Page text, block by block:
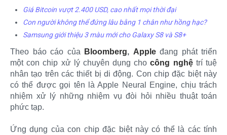
Giá Bitcoin vượt 2.400 USD, cao nhất mọi thời đại
Con người không thể đứng lâu bằng 1 chân như hồng hạc?
Samsung giới thiệu 3 màu mới cho Galaxy S8 và S8+
Theo báo cáo của Bloomberg, Appleđang phát triển
một con chip xử lý chuyên dụng chocông nghệtrí tuệ
nhân tạo trên các thiết bị di động. Con chip đặc biệt này
có thể được gọi tên là Apple Neural Engine, chịu trách
nhiệm xử lý những nhiệm vụ đòi hỏi nhiều thuật toán
phức tạp.
Ứng dụng của con chip đặc biệt này có thể là các tính